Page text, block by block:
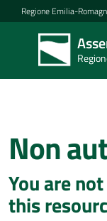
Vai al contenuto
Vai alla navigazione
Vai al footer
Regione Emilia-
Regione
Concittadini
Porte
aperte
Non
You are
this